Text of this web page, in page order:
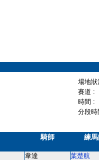
場地
賽道 :
時間 :
分段
騎師 練
韋達 葉楚航